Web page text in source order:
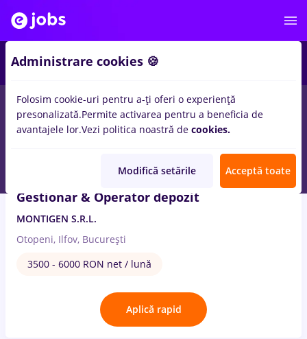
locuri de muncapower bi in Medicina / Sanatate
Gestionar & Operator depozit
MONTIGEN S.R.L.
Otopeni, Ilfov, București
3500 - 6000 RON net / lună
Aplică rapid
Administrare cookies 🍪
Folosim cookie-uri pentru a-ți oferi o experiență
presonalizată.Permite activarea pentru a beneficia de
avantajele lor.Vezi politica noastră de cookies.
Modifică setările Acceptă toate